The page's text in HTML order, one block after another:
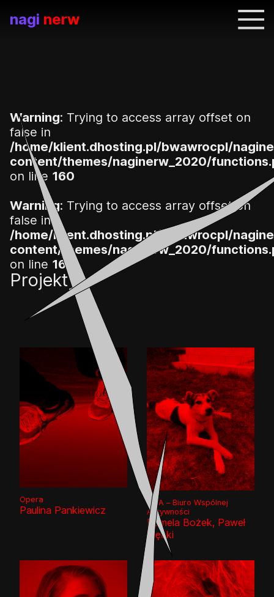
nagi nerw
Warning: Trying to access array offset on
false in
/home/klient.dhosting.pl/bwawrocpl/
content/themes/naginerw_2020/
on line 160
Warning: Trying to access array offset on
false in
/home/klient.dhosting.pl/bwawrocpl/
content/themes/naginerw_2020/
on line 160
Projekty
Opera
Paulina Pankiewicz
BWA – Biuro Wspólnej
Aktywności
Pamela Bożek, Paweł
Błęcki